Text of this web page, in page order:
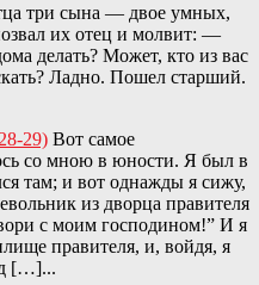
три сына — двое умных,
их отец и молвит: —
делать? Может, кто из вас
Ладно. Пошел старший.
29) Вот самое
со мною в юности. Я был в
там; и вот однажды я сижу,
из дворца правителя
с моим господином!” И я
правителя, и, войдя, я
[…]...